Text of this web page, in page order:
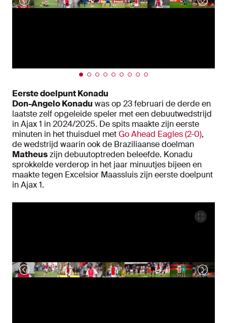
Eerste doelpunt Konadu
Don-Angelo Konadu was op 23 februari de derde en
laatste zelf opgeleide speler met een debuutwedstrijd
in Ajax 1 in 2024/2025. De spits maakte zijn eerste
minuten in het thuisduel metGo Ahead Eagles (2-0),
de wedstrijd waarin ook de Braziliaanse doelman
Matheuszijn debuutoptreden beleefde. Konadu
sprokkelde verderop in het jaar minuutjes bijeen en
maakte tegen Excelsior Maassluis zijn eerste doelpunt
in Ajax 1.